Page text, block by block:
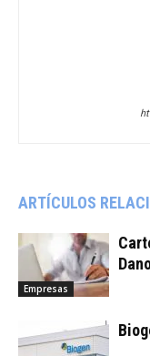
ARTÍCULOS
Empresas